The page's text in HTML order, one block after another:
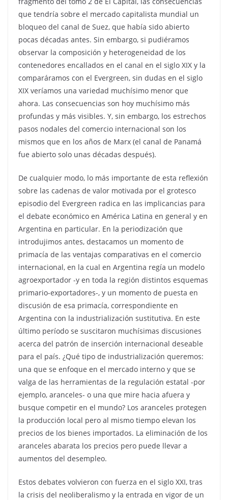
que tendría sobre el mercado capitalista mundial un
bloqueo del canal de Suez, que había sido abierto
pocas décadas antes. Sin embargo, si pudiéramos
observar la composición y heterogeneidad de los
contenedores encallados en el canal en el siglo XIX y la
comparáramos con el Evergreen, sin dudas en el siglo
XIX veríamos una variedad muchísimo menor que
ahora. Las consecuencias son hoy muchísimo más
profundas y más visibles. Y, sin embargo, los estrechos
pasos nodales del comercio internacional son los
mismos que en los años de Marx (el canal de Panamá
fue abierto solo unas décadas después).
De cualquier modo, lo más importante de esta reflexión
sobre las cadenas de valor motivada por el grotesco
episodio del Evergreen radica en las implicancias para
el debate económico en América Latina en general y en
Argentina en particular. En la periodización que
introdujimos antes, destacamos un momento de
primacía de las ventajas comparativas en el comercio
internacional, en la cual en Argentina regía un modelo
agroexportador -y en toda la región distintos esquemas
primario-exportadores-, y un momento de puesta en
discusión de esa primacía, correspondiente en
Argentina con la industrialización sustitutiva. En este
último período se suscitaron muchísimas discusiones
acerca del patrón de inserción internacional deseable
para el país. ¿Qué tipo de industrialización queremos:
una que se enfoque en el mercado interno y que se
valga de las herramientas de la regulación estatal -por
ejemplo, aranceles- o una que mire hacia afuera y
busque competir en el mundo? Los aranceles protegen
la producción local pero al mismo tiempo elevan los
precios de los bienes importados. La eliminación de los
aranceles abarata los precios pero puede llevar a
aumentos del desempleo.
Estos debates volvieron con fuerza en el siglo XXI, tras
la crisis del neoliberalismo y la entrada en vigor de un